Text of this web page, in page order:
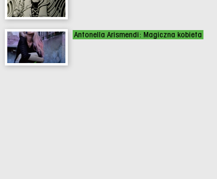
Antonella Arismendi: Magiczna kobieta